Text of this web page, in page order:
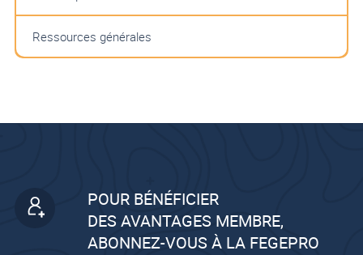
Ressources générales
POUR BÉNÉFICIER
DES AVANTAGES MEMBRE,
ABONNEZ-VOUS À LA FEGEPRO